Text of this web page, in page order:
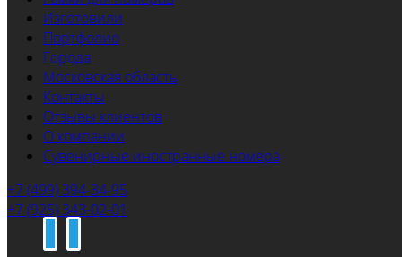
Изготовили
Портфолио
Города
Московская область
Контакты
Отзывы клиентов
О компании
Сувенирные иностранные номера
+7 (499) 394-34-95
+7 (925) 343-02-01